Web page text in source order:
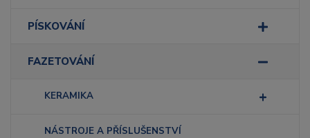
PÍSKOVÁNÍ
FAZETOVÁNÍ
KERAMIKA
NÁSTROJE A PŘÍSLUŠENSTVÍ